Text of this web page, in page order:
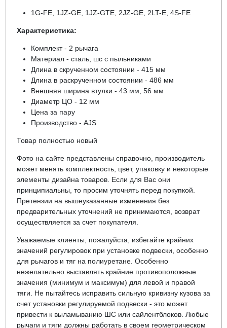
1G-FE, 1JZ-GE, 1JZ-GTE, 2JZ-GE, 2LT-E, 4S-FE
Характеристика:
Комплект - 2 рычага
Материал - сталь, шс с пыльниками
Длина в скрученном состоянии - 415 мм
Длина в раскрученном состоянии - 486 мм
Внешняя ширина втулки - 43 мм, 56 мм
Диаметр ЦО - 12 мм
Цена за пару
Производство - AJS
Товар полностью новый
Фото на сайте представлены справочно, производитель
может менять комплектность, цвет, упаковку и некоторые
элементы дизайна товаров. Если для Вас они
принципиальны, то просим уточнять перед покупкой.
Претензии на вышеуказанные изменения без
предварительных уточнений не принимаются, возврат
осуществляется за счет покупателя.
Уважаемые клиенты, пожалуйста, избегайте крайних
значений регулировок при установке подвески, особенно
для рычагов и тяг на полиуретане. Особенно
нежелательно выставлять крайние противоположные
значения (минимум и максимум) для левой и правой
тяги. Не пытайтесь исправить сильную кривизну кузова за
счет установки регулируемой подвески - это может
привести к выламыванию ШС или сайлентблоков. Любые
рычаги и тяги должны работать в своем геометрическом